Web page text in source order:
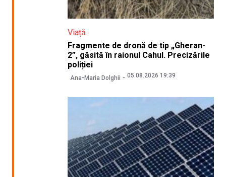
Viață
Fragmente de dronă de tip „Gheran-
2”, găsită în raionul Cahul. Precizările
poliției
Ana-Maria Dolghii 05.08.2026 19:39